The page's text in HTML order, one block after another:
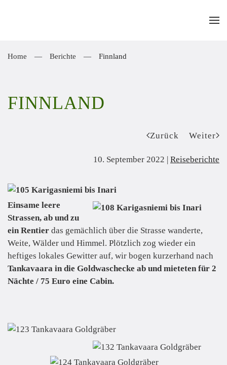
Home Berichte Finnland
FINNLAND
Zurück Weiter
10. September 2022 | Reiseberichte
Einsame leere
Strassen, ab und zu
ein Rentier das gemächlich über die Strasse wanderte,
Weite, Wälder und Himmel. Plötzlich zog wieder ein
heftiges lokales Gewitter auf, wir bogen kurzerhand nach
Tankavaara in die Goldwaschecke ab und mieteten für 2
Nächte / 75 Euro eine Cabin.